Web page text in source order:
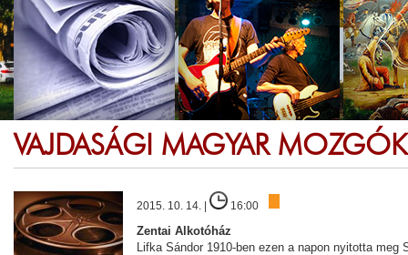
VAJDASÁGI MAGYAR
2015. 10. 14. | 16:00
Zentai Alkotóház
Lifka Sándor 1910-ben ezen a napon nyitotta